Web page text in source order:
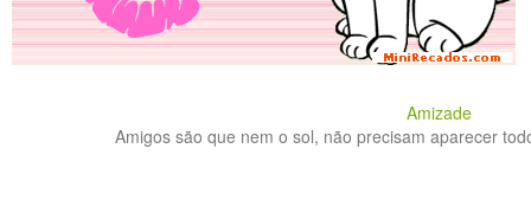
Amizade
Amigos são que nem o sol, não precisam aparecer